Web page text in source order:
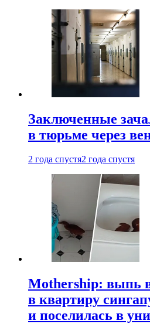
Заключенные
в тюрьме через
2 года спустя2 года спустя
Mothership: выпь
в квартиру
и поселилась в